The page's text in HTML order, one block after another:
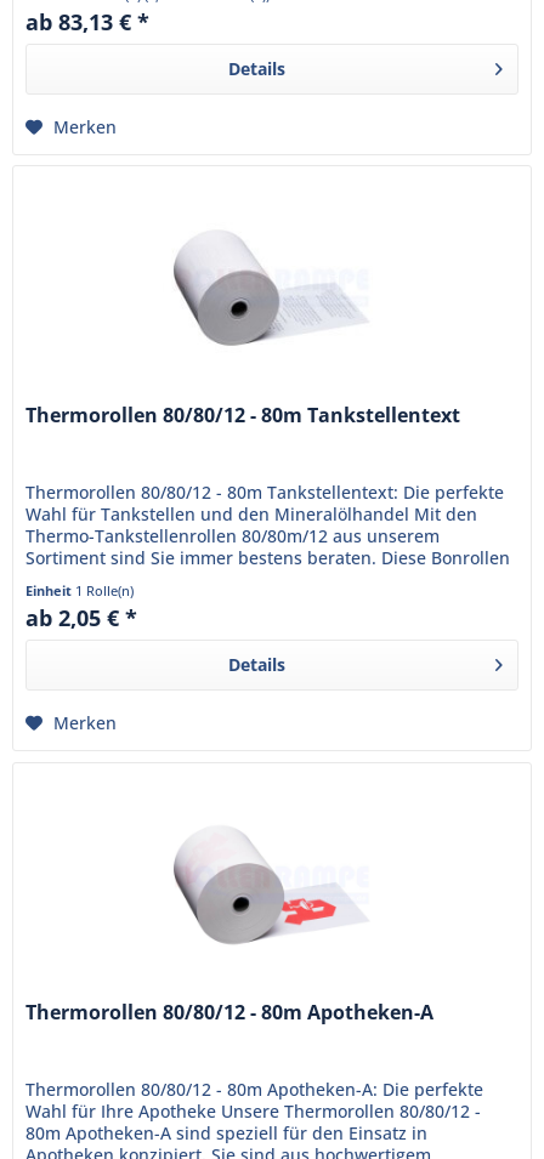
ab 83,13 € *
Details
Merken
Thermorollen 80/80/12 - 80m Tankstellentext
Thermorollen 80/80/12 - 80m Tankstellentext: Die perfekte
Wahl für Tankstellen und den Mineralölhandel Mit den
Thermo-Tankstellenrollen 80/80m/12 aus unserem
Sortiment sind Sie immer bestens beraten. Diese Bonrollen
sind bereits mit...
Einheit 1 Rolle(n)
ab 2,05 € *
Details
Merken
Thermorollen 80/80/12 - 80m Apotheken-A
Thermorollen 80/80/12 - 80m Apotheken-A: Die perfekte
Wahl für Ihre Apotheke Unsere Thermorollen 80/80/12 -
80m Apotheken-A sind speziell für den Einsatz in